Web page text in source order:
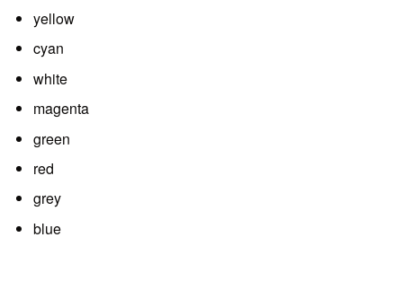
yellow
cyan
white
magenta
green
red
grey
blue